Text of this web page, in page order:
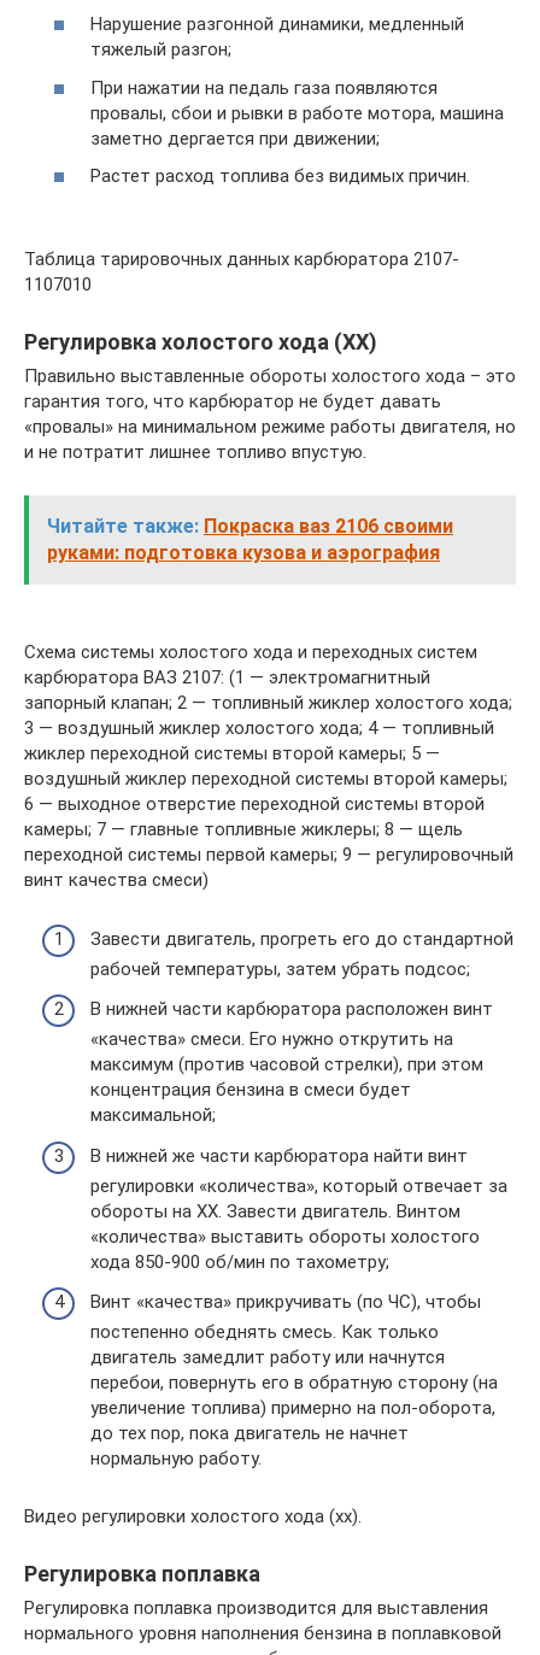
Нарушение разгонной динамики, медленный
тяжелый разгон;
При нажатии на педаль газа появляются
провалы, сбои и рывки в работе мотора, машина
заметно дергается при движении;
Растет расход топлива без видимых причин.
Таблица тарировочных данных карбюратора 2107-
1107010
Регулировка холостого хода (ХХ)
Правильно выставленные обороты холостого хода – это
гарантия того, что карбюратор не будет давать
«провалы» на минимальном режиме работы двигателя, но
и не потратит лишнее топливо впустую.
Читайте также: Покраска ваз 2106 своими
руками: подготовка кузова и аэрография
Схема системы холостого хода и переходных систем
карбюратора ВАЗ 2107: (1 — электромагнитный
запорный клапан; 2 — топливный жиклер холостого хода;
3 — воздушный жиклер холостого хода; 4 — топливный
жиклер переходной системы второй камеры; 5 —
воздушный жиклер переходной системы второй камеры;
6 — выходное отверстие переходной системы второй
камеры; 7 — главные топливные жиклеры; 8 — щель
переходной системы первой камеры; 9 — регулировочный
винт качества смеси)
Завести двигатель, прогреть его до стандартной
рабочей температуры, затем убрать подсос;
В нижней части карбюратора расположен винт
«качества» смеси. Его нужно открутить на
максимум (против часовой стрелки), при этом
концентрация бензина в смеси будет
максимальной;
В нижней же части карбюратора найти винт
регулировки «количества», который отвечает за
обороты на ХХ. Завести двигатель. Винтом
«количества» выставить обороты холостого
хода 850-900 об/мин по тахометру;
Винт «качества» прикручивать (по ЧС), чтобы
постепенно обеднять смесь. Как только
двигатель замедлит работу или начнутся
перебои, повернуть его в обратную сторону (на
увеличение топлива) примерно на пол-оборота,
до тех пор, пока двигатель не начнет
нормальную работу.
Видео регулировки холостого хода (хх).
Регулировка поплавка
Регулировка поплавка производится для выставления
нормального уровня наполнения бензина в поплавковой